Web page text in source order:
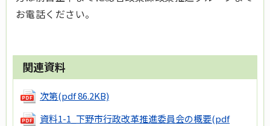
お電話ください。
関連資料
次第(pdf 86.2KB)
資料1-1_下野市行政改革推進委員会の概要(pdf